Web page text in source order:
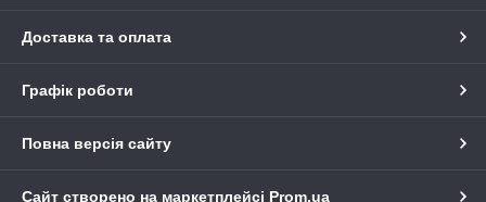
Доставка та оплата
Графік роботи
Повна версія сайту
Сайт створено на маркетплейсі Prom.ua